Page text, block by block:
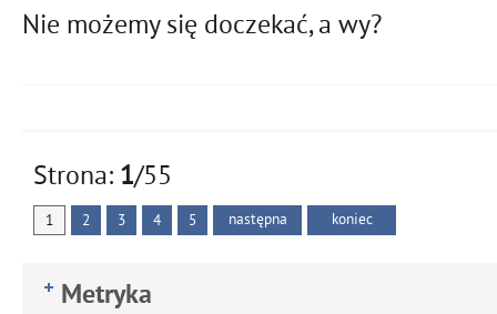
Nie możemy się doczekać, a wy?
Strona: 1/55
1 2 3 4 5 następna koniec
Metryka